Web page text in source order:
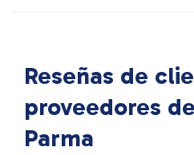
Reseñas de
proveedores
Parma